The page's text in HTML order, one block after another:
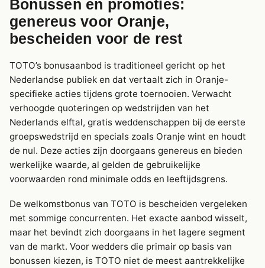
Bonussen en promoties:
genereus voor Oranje,
bescheiden voor de rest
TOTO’s bonusaanbod is traditioneel gericht op het
Nederlandse publiek en dat vertaalt zich in Oranje-
specifieke acties tijdens grote toernooien. Verwacht
verhoogde quoteringen op wedstrijden van het
Nederlands elftal, gratis weddenschappen bij de eerste
groepswedstrijd en specials zoals Oranje wint en houdt
de nul. Deze acties zijn doorgaans genereus en bieden
werkelijke waarde, al gelden de gebruikelijke
voorwaarden rond minimale odds en leeftijdsgrens.
De welkomstbonus van TOTO is bescheiden vergeleken
met sommige concurrenten. Het exacte aanbod wisselt,
maar het bevindt zich doorgaans in het lagere segment
van de markt. Voor wedders die primair op basis van
bonussen kiezen, is TOTO niet de meest aantrekkelijke